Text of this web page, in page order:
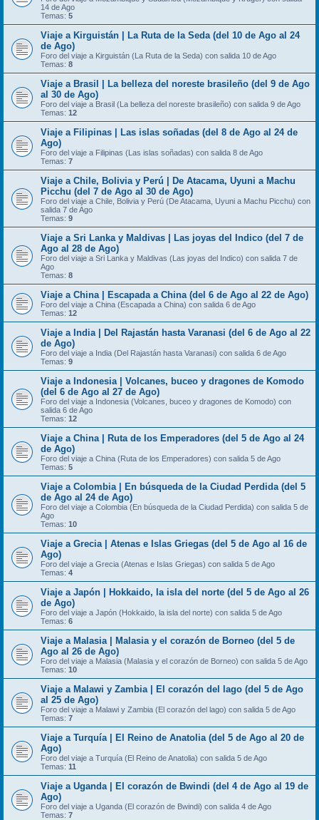
14 de Ago
Temas: 5
Viaje a Kirguistán | La Ruta de la Seda (del 10 de Ago al 24
de Ago)
Foro del viaje a Kirguistán (La Ruta de la Seda) con salida 10 de Ago
Temas: 8
Viaje a Brasil | La belleza del noreste brasileño (del 9 de Ago
al 30 de Ago)
Foro del viaje a Brasil (La belleza del noreste brasileño) con salida 9 de Ago
Temas: 12
Viaje a Filipinas | Las islas soñadas (del 8 de Ago al 24 de
Ago)
Foro del viaje a Filipinas (Las islas soñadas) con salida 8 de Ago
Temas: 7
Viaje a Chile, Bolivia y Perú | De Atacama, Uyuni a Machu
Picchu (del 7 de Ago al 30 de Ago)
Foro del viaje a Chile, Bolivia y Perú (De Atacama, Uyuni a Machu Picchu) con
salida 7 de Ago
Temas: 9
Viaje a Sri Lanka y Maldivas | Las joyas del Indico (del 7 de
Ago al 28 de Ago)
Foro del viaje a Sri Lanka y Maldivas (Las joyas del Indico) con salida 7 de
Ago
Temas: 8
Viaje a China | Escapada a China (del 6 de Ago al 22 de Ago)
Foro del viaje a China (Escapada a China) con salida 6 de Ago
Temas: 12
Viaje a India | Del Rajastán hasta Varanasi (del 6 de Ago al 22
de Ago)
Foro del viaje a India (Del Rajastán hasta Varanasi) con salida 6 de Ago
Temas: 9
Viaje a Indonesia | Volcanes, buceo y dragones de Komodo
(del 6 de Ago al 27 de Ago)
Foro del viaje a Indonesia (Volcanes, buceo y dragones de Komodo) con
salida 6 de Ago
Temas: 12
Viaje a China | Ruta de los Emperadores (del 5 de Ago al 24
de Ago)
Foro del viaje a China (Ruta de los Emperadores) con salida 5 de Ago
Temas: 5
Viaje a Colombia | En búsqueda de la Ciudad Perdida (del 5
de Ago al 24 de Ago)
Foro del viaje a Colombia (En búsqueda de la Ciudad Perdida) con salida 5 de
Ago
Temas: 10
Viaje a Grecia | Atenas e Islas Griegas (del 5 de Ago al 16 de
Ago)
Foro del viaje a Grecia (Atenas e Islas Griegas) con salida 5 de Ago
Temas: 4
Viaje a Japón | Hokkaido, la isla del norte (del 5 de Ago al 26
de Ago)
Foro del viaje a Japón (Hokkaido, la isla del norte) con salida 5 de Ago
Temas: 6
Viaje a Malasia | Malasia y el corazón de Borneo (del 5 de
Ago al 26 de Ago)
Foro del viaje a Malasia (Malasia y el corazón de Borneo) con salida 5 de Ago
Temas: 10
Viaje a Malawi y Zambia | El corazón del lago (del 5 de Ago
al 25 de Ago)
Foro del viaje a Malawi y Zambia (El corazón del lago) con salida 5 de Ago
Temas: 7
Viaje a Turquía | El Reino de Anatolia (del 5 de Ago al 20 de
Ago)
Foro del viaje a Turquía (El Reino de Anatolia) con salida 5 de Ago
Temas: 11
Viaje a Uganda | El corazón de Bwindi (del 4 de Ago al 19 de
Ago)
Foro del viaje a Uganda (El corazón de Bwindi) con salida 4 de Ago
Temas: 7